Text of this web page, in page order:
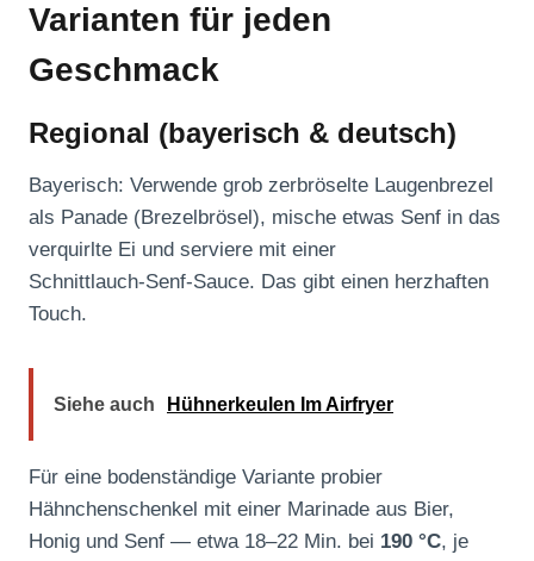
Varianten für jeden
Geschmack
Regional (bayerisch & deutsch)
Bayerisch: Verwende grob zerbröselte Laugenbrezel
als Panade (Brezelbrösel), mische etwas Senf in das
verquirlte Ei und serviere mit einer
Schnittlauch‑Senf‑Sauce. Das gibt einen herzhaften
Touch.
Siehe auch Hühnerkeulen Im Airfryer
Für eine bodenständige Variante probier
Hähnchenschenkel mit einer Marinade aus Bier,
Honig und Senf — etwa 18–22 Min. bei 190 °C, je